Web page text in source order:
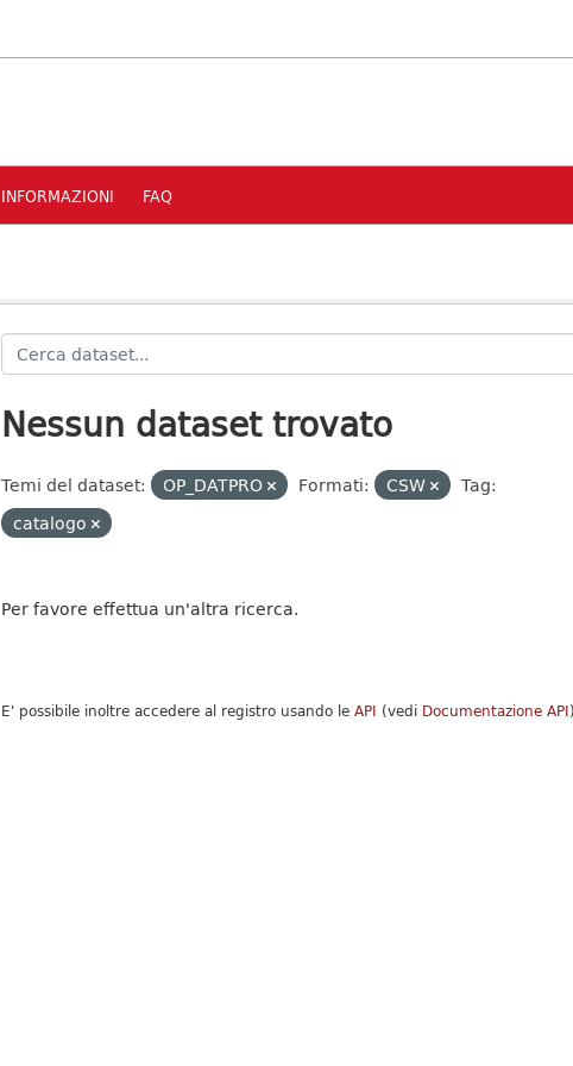
INFORMAZIONI FAQ
Nessun dataset trovato
Temi del dataset: OP_DATPRO Formati: CSW
Tag:
catalogo
Per favore effettua un'altra ricerca.
E' possibile inoltre accedere al registro usando le API (vedi Documentazione API